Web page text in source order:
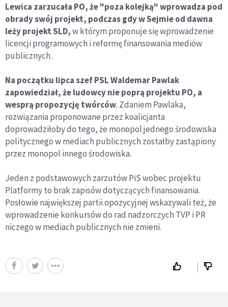
Lewica zarzucała PO, że "poza kolejką" wprowadza pod
obrady swój projekt, podczas gdy w Sejmie od dawna
leży projekt SLD,w którym proponuje się wprowadzenie
licencji programowych i reformę finansowania mediów
publicznych.
Na początku lipca szef PSL Waldemar Pawlak
zapowiedział, że ludowcy nie poprą projektu PO, a
wesprą propozycję twórców. Zdaniem Pawlaka,
rozwiązania proponowane przez koalicjanta
doprowadziłoby do tego, że monopol jednego środowiska
politycznego w mediach publicznych zostałby zastąpiony
przez monopol innego środowiska.
Jeden z podstawowych zarzutów PiS wobec projektu
Platformy to brak zapisów dotyczących finansowania.
Posłowie największej partii opozycyjnej wskazywali też, że
wprowadzenie konkursów do rad nadzorczych TVP i PR
niczego w mediach publicznych nie zmieni.